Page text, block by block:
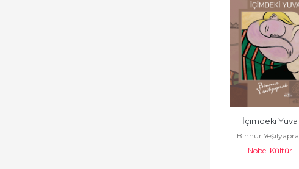
İçimdeki Yuva
Binnur
Nobel Kültür